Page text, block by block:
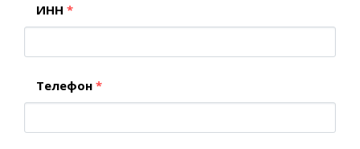
ИНН *
Телефон *